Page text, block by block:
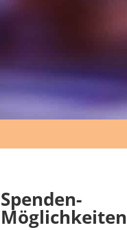
Spenden-
Möglichkeiten